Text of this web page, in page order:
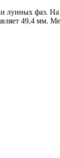
лунных фаз.
49,4 мм.